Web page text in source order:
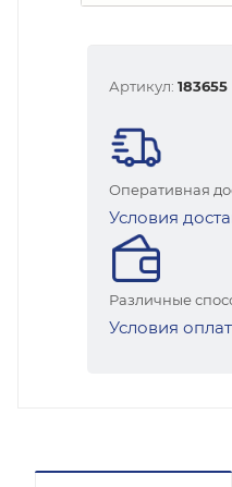
Артикул: 183655
Оперативная
Условия
Различные
Условия